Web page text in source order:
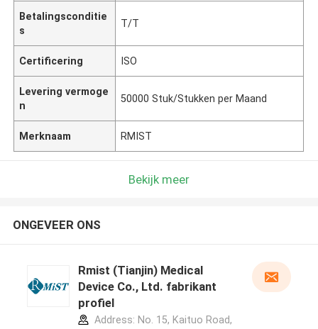
Betalingsconditie
s
T/T
Certificering ISO
Levering vermoge
n
50000 Stuk/Stukken per Maand
Merknaam RMIST
Bekijk meer
ONGEVEER ONS
Rmist (Tianjin) Medical
Device Co., Ltd. fabrikant
profiel
Address: No. 15, Kaituo Road,